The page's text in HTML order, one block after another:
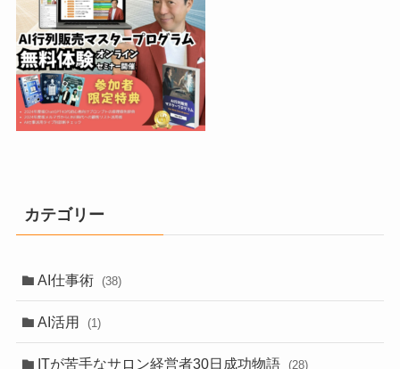
カテゴリー
AI仕事術 (38)
AI活用 (1)
ITが苦手なサロン経営者30日成功物語 (28)